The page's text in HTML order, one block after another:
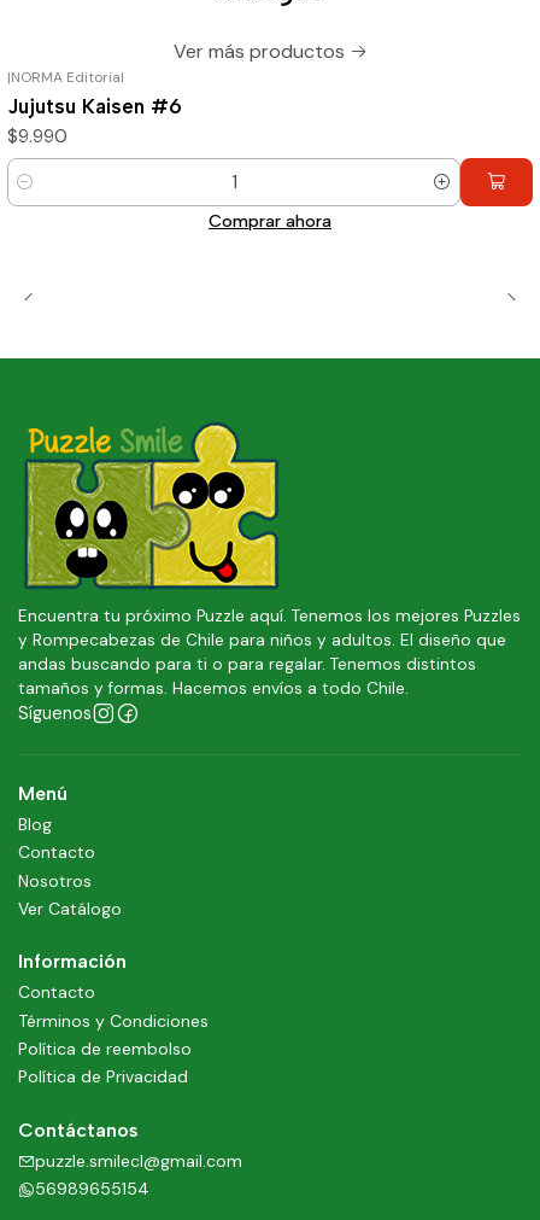
Ver más productos
|NORMA Editorial
Jujutsu Kaisen #6
$9.990
Cantidad
Comprar ahora
Encuentra tu próximo Puzzle aquí. Tenemos los mejores Puzzles
y Rompecabezas de Chile para niños y adultos. El diseño que
andas buscando para ti o para regalar. Tenemos distintos
tamaños y formas. Hacemos envíos a todo Chile.
Síguenos
Menú
Blog
Contacto
Nosotros
Ver Catálogo
Información
Contacto
Términos y Condiciones
Política de reembolso
Política de Privacidad
Contáctanos
puzzle.smilecl@gmail.com
56989655154